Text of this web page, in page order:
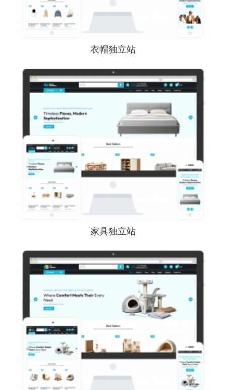
衣帽独立站
家具独立站